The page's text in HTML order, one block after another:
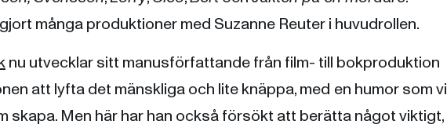
många produktioner med Suzanne Reuter i huvudrollen.
nu utvecklar sitt manusförfattande från film- till bokproduktion
att lyfta det mänskliga och lite knäppa, med en humor som vi
skapa. Men här har han också försökt att berätta något viktigt,